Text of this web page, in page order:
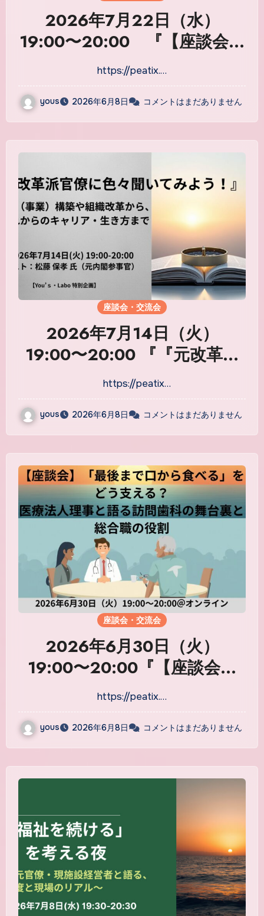
2026年7月22日（水）
19:00〜20:00 『【座談会】
親なき後の子の未来をどう描
く？～一人の親の想いから始
まった起業と、つながり続け
る居場所コミュニティのカタ
チ』
https://peatix.…
yous 2026年6月8日 コメントはまだありません
座談会・交流会
2026年7月14日（火）
19:00〜20:00 『『元改革派
官僚に色々聞いてみよう！』
～政策（事業）構築や組織改
革から、これからのキャリ
ア・生き方まで～』
https://peatix…
yous 2026年6月8日 コメントはまだありません
座談会・交流会
2026年6月30日（火）
19:00〜20:00『【座談会】
「最後まで口から食べる」を
どう支える？医療法人理事と
語る訪問歯科の舞台裏と総合
職の役割』
https://peatix.…
yous 2026年6月8日 コメントはまだありません